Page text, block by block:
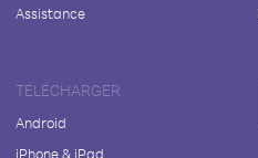
Assistance
TÉLÉCHARGER
Android
iPhone & iPad